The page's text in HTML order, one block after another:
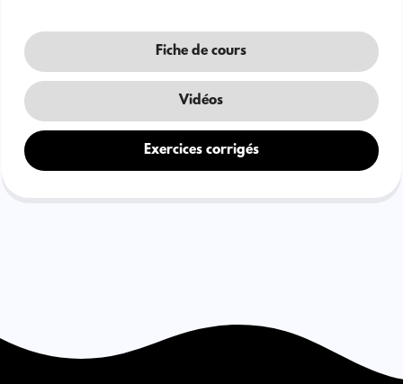
Fiche de cours
Vidéos
Exercices corrigés